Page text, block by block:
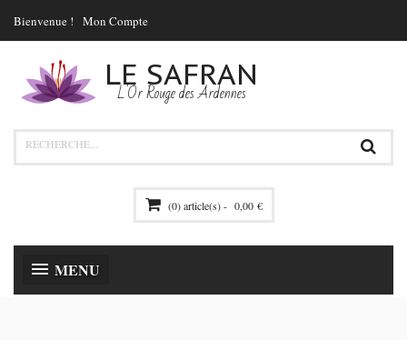
Bienvenue ! Mon Compte
LE SAFRAN
L'Or Rouge des Ardennes
(0) article(s) - 0,00 €
MENU